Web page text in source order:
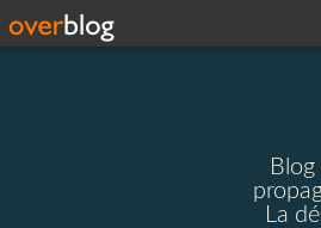
La